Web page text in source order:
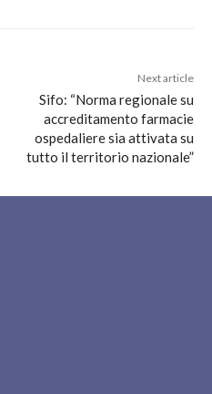
Next article
Sifo: “Norma regionale su
accreditamento farmacie
ospedaliere sia attivata su
tutto il territorio nazionale”